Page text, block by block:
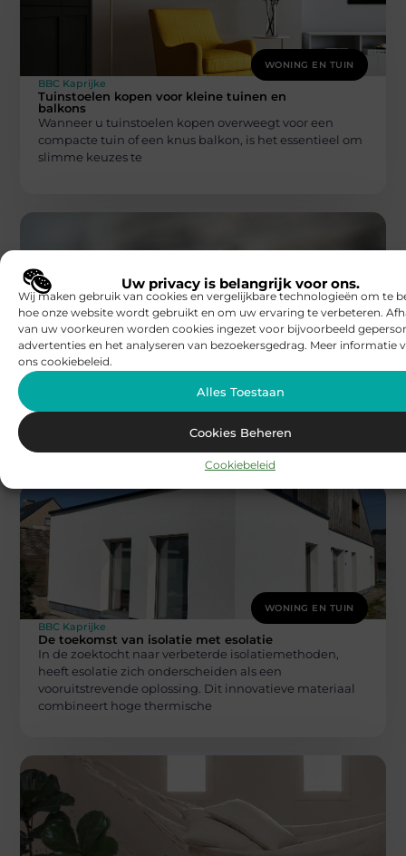
Uw privacy is belangrijk voor ons.
Wij maken gebruik van cookies en vergelijkbare technologieën om te
hoe onze website wordt gebruikt en om uw ervaring te verbeteren.
van uw voorkeuren worden cookies ingezet voor bijvoorbeeld
advertenties en het analyseren van bezoekersgedrag. Meer informatie
ons cookiebeleid.
Alles Toestaan
Cookies Beheren
Cookiebeleid
WONING EN TUIN
BBC Kaprijke
Tuinstoelen kopen voor kleine tuinen en
balkons
Wanneer u tuinstoelen kopen overweegt voor een
compacte tuin of een knus balkon, is het essentieel om
slimme keuzes te
WONING EN TUIN
BBC Kaprijke
Magnetische hordeur: de perfecte
De zomer is een heerlijke tijd, maar helaas komen er
met het mooie weer ook ongenode gasten: insecten.
WONING EN TUIN
BBC Kaprijke
De toekomst van isolatie met esolatie
In de zoektocht naar verbeterde isolatiemethoden,
heeft esolatie zich onderscheiden als een
vooruitstrevende oplossing. Dit innovatieve materiaal
combineert hoge thermische